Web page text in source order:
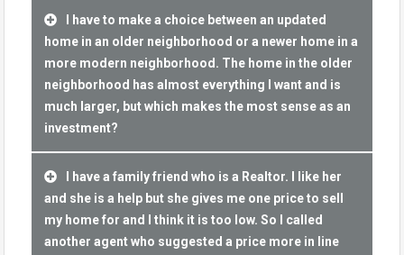
I have to make a choice between an updated
home in an older neighborhood or a newer home in a
more modern neighborhood. The home in the older
neighborhood has almost everything I want and is
much larger, but which makes the most sense as an
investment?
I have a family friend who is a Realtor. I like her
and she is a help but she gives me one price to sell
my home for and I think it is too low. So I called
another agent who suggested a price more in line